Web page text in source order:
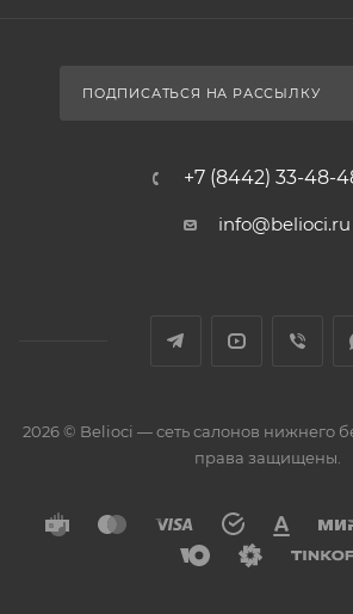
ПОДПИСАТЬСЯ НА РАССЫЛКУ
+7 (8442) 33-48-
info@belioci.ru
2026 © Belioci — сеть салонов нижнего
права защищены.